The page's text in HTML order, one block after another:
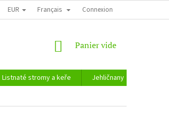
EUR Français Connexion
PANIER
Panier vide
Listnaté stromy a keře Jehličnany